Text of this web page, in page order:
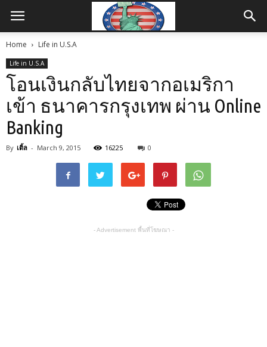
Home Life in U.S.A
Life in U.S.A
โอนเงินกลับไทยจากอเมริกา
เข้า ธนาคารกรุงเทพ ผ่าน Online
Banking
By เติ้ล - March 9, 2015 16225 0
- Advertisement พื้นที่โฆษณา -